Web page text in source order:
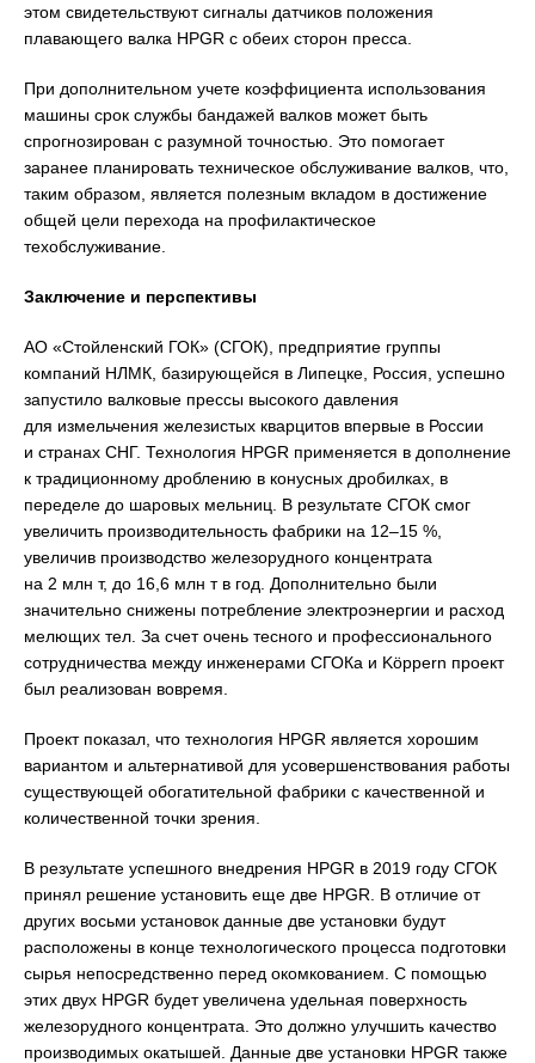
этом свидетельствуют сигналы датчиков положения
плавающего валка HPGR с обеих сторон пресса.
При дополнительном учете коэффициента использования
машины срок службы бандажей валков может быть
спрогнозирован с разумной точностью. Это помогает
заранее планировать техническое обслуживание валков, что,
таким образом, является полезным вкладом в достижение
общей цели перехода на профилактическое
техобслуживание.
Заключение и перспективы
АО «Стойленский ГОК» (СГОК), предприятие группы
компаний НЛМК, базирующейся в Липецке, Россия, успешно
запустило валковые прессы высокого давления
для измельчения железистых кварцитов впервые в России
и странах СНГ. Технология HPGR применяется в дополнение
к традиционному дроблению в конусных дробилках, в
переделе до шаровых мельниц. В результате СГОК смог
увеличить производительность фабрики на 12–15 %,
увеличив производство железорудного концентрата
на 2 млн т, до 16,6 млн т в год. Дополнительно были
значительно снижены потребление электроэнергии и расход
мелющих тел. За счет очень тесного и профессионального
сотрудничества между инженерами СГОКа и Köppern проект
был реализован вовремя.
Проект показал, что технология HPGR является хорошим
вариантом и альтернативой для усовершенствования работы
существующей обогатительной фабрики с качественной и
количественной точки зрения.
В результате успешного внедрения HPGR в 2019 году СГОК
принял решение установить еще две HPGR. В отличие от
других восьми установок данные две установки будут
расположены в конце технологического процесса подготовки
сырья непосредственно перед окомкованием. С помощью
этих двух HPGR будет увеличена удельная поверхность
железорудного концентрата. Это должно улучшить качество
производимых окатышей. Данные две установки HPGR также